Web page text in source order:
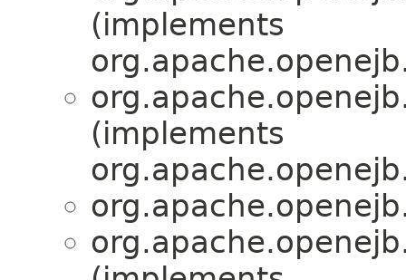
(implements
(implements